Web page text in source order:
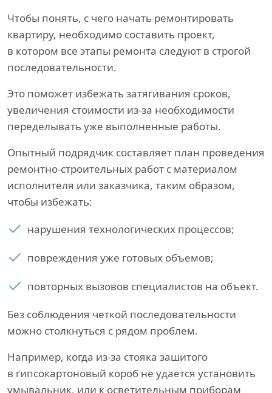
Чтобы понять, с чего начать ремонтировать
квартиру, необходимо составить проект,
в котором все этапы ремонта следуют в строгой
последовательности.
Это поможет избежать затягивания сроков,
увеличения стоимости из-за необходимости
переделывать уже выполненные работы.
Опытный подрядчик составляет план проведения
ремонтно-строительных работ с материалом
исполнителя или заказчика, таким образом,
чтобы избежать:
нарушения технологических процессов;
повреждения уже готовых объемов;
повторных вызовов специалистов на объект.
Без соблюдения четкой последовательности
можно столкнуться с рядом проблем.
Например, когда из-за стояка зашитого
в гипсокартоновый короб не удается установить
умывальник, или к осветительным приборам